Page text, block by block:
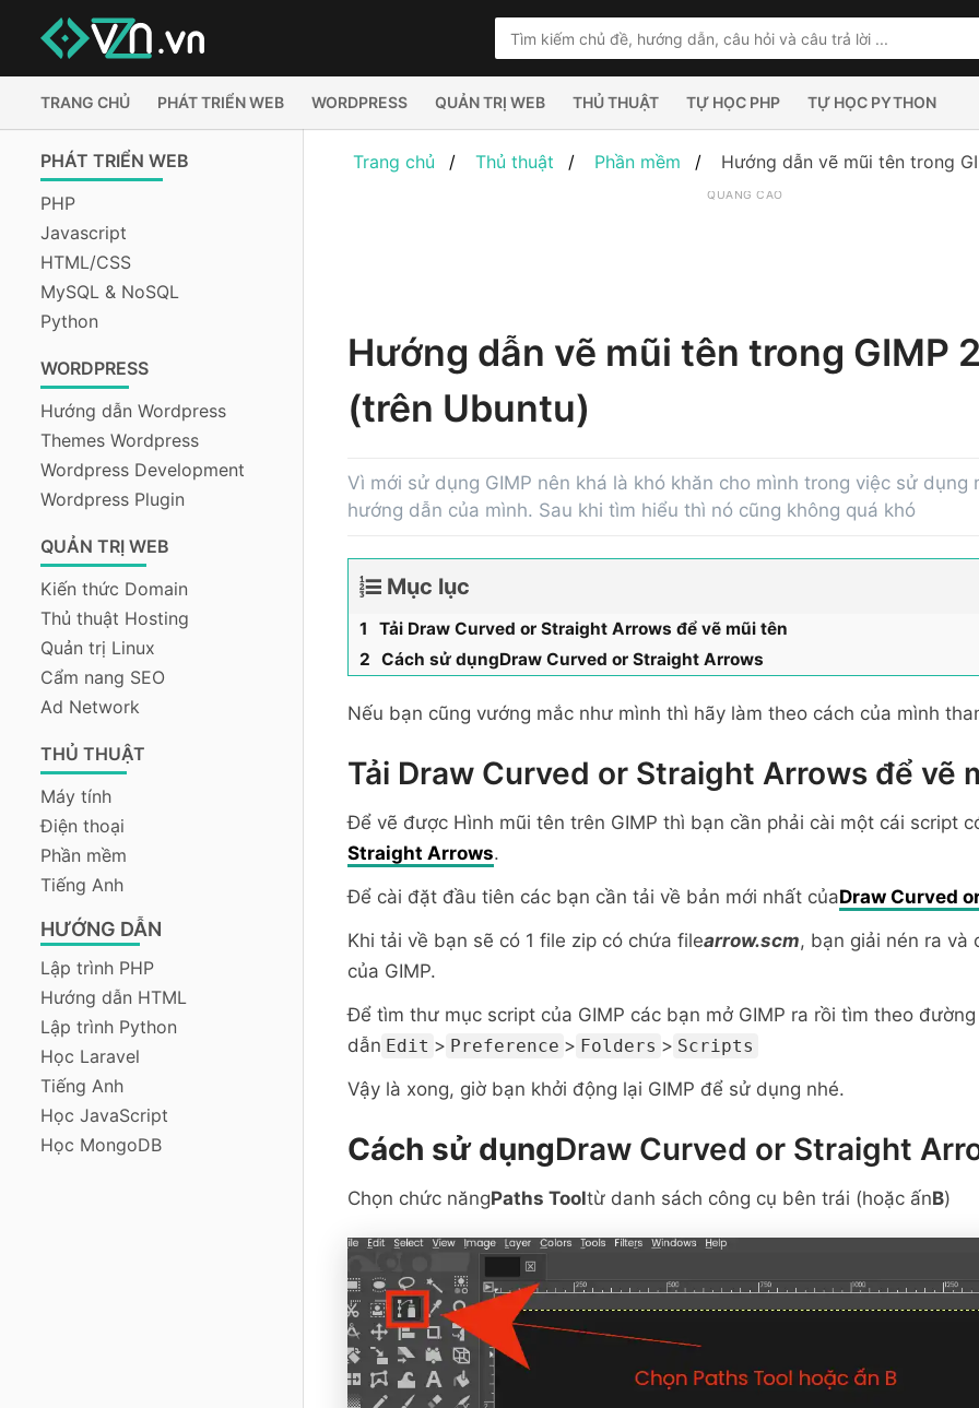
TRANG CHỦ PHÁT TRIỂN WEB WORDPRESS QUẢN TRỊ WEB THỦ THUẬT TỰ HỌC PHP TỰ HỌC PYTHON
PHÁT TRIỂN WEB
PHP
Javascript
HTML/CSS
MySQL & NoSQL
Python
WORDPRESS
Hướng dẫn Wordpress
Themes Wordpress
Wordpress Development
Wordpress Plugin
QUẢN TRỊ WEB
Kiến thức Domain
Thủ thuật Hosting
Quản trị Linux
Cẩm nang SEO
Ad Network
THỦ THUẬT
Máy tính
Điện thoại
Phần mềm
Tiếng Anh
HƯỚNG DẪN
Lập trình PHP
Hướng dẫn HTML
Lập trình Python
Học Laravel
Tiếng Anh
Học JavaScript
Học MongoDB
Trang chủ Thủ thuật Phần mềm Hướng dẫn vẽ mũi tên trong
QUẢNG CÁO
Hướng dẫn vẽ mũi tên trong GIMP
(trên Ubuntu)
Vì mới sử dụng GIMP nên khá là khó khăn cho mình trong việc sử dụng
hướng dẫn của mình. Sau khi tìm hiểu thì nó cũng không quá khó
Mục lục
Tải Draw Curved or Straight Arrows để vẽ mũi tên
Cách sử dụngDraw Curved or Straight Arrows
Nếu bạn cũng vướng mắc như mình thì hãy làm theo cách của mình
Tải Draw Curved or Straight Arrows để vẽ
Để vẽ được Hình mũi tên trên GIMP thì bạn cần phải cài một cái script
Straight Arrows.
Để cài đặt đầu tiên các bạn cần tải về bản mới nhất củaDraw Curved
Khi tải về bạn sẽ có 1 file zip có chứa filearrow.scm, bạn giải nén ra và
của GIMP.
Để tìm thư mục script của GIMP các bạn mở GIMP ra rồi tìm theo đường
dẫn Edit > Preference > Folders > Scripts
Vậy là xong, giờ bạn khởi động lại GIMP để sử dụng nhé.
Cách sử dụngDraw Curved or Straight
Chọn chức năngPaths Tooltừ danh sách công cụ bên trái (hoặc ấnB)